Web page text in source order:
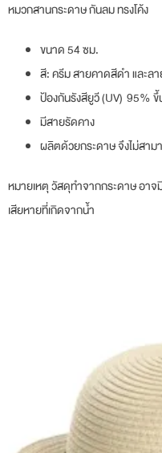
หมวกสานกระดาษ กันลม ทรงโค้ง
ขนาด 54 ซม.
สี: ครีม สายคาดสีดำ และล
ป้องกันรังสียูวี (UV) 95%
มีสายรัดคาง
ผลิตด้วยกระดาษ จึงไม่สาม
หมายเหตุ วัสดุทำจากกระดาษ อาจ
เสียหายที่เกิดจากน้ำ